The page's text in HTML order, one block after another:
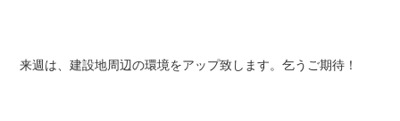
来週は、建設地周辺の環境をアップ致します。乞うご期待！